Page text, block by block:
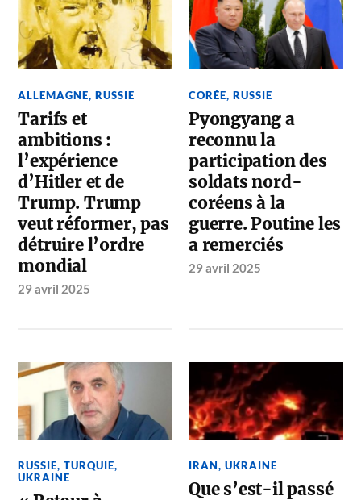
ALLEMAGNE,RUSSIE
Tarifs et
ambitions :
l’expérience
d’Hitler et de
Trump. Trump
veut réformer, pas
détruire l’ordre
mondial
29 avril 2025
CORÉE,RUSSIE
Pyongyang a
reconnu la
participation des
soldats nord-
coréens à la
guerre. Poutine les
a remerciés
29 avril 2025
RUSSIE,TURQUIE,
UKRAINE
IRAN,UKRAINE
Que s’est-il passé